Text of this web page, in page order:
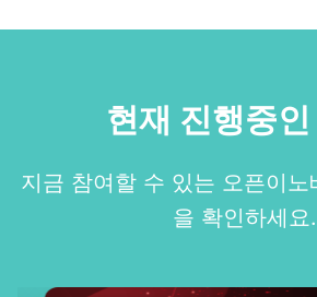
현재 진행중인
지금 참여할 수 있는 오픈이노
을 확인하세요.